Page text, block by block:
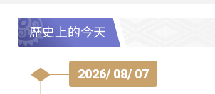
歷史上的今天
2026/ 08/ 07